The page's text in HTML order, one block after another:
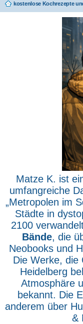
kostenlose Kochrezepte
Matze K. ist
umfangreiche
„Metropolen im
Städte in
2100
Bände, die
Neobooks und
Die Werke, die
Heidelberg
Atmosphäre
bekannt. Die
anderem über
&